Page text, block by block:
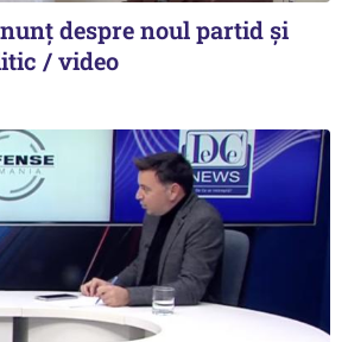
despre noul partid și
/ video